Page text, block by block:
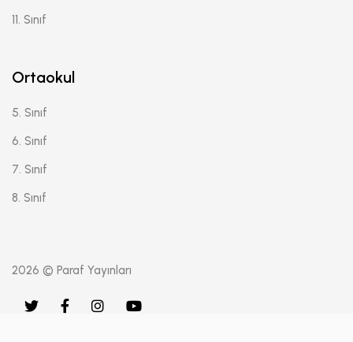
11. Sınıf
Ortaokul
5. Sınıf
6. Sınıf
7. Sınıf
8. Sınıf
2026 © Paraf Yayınları